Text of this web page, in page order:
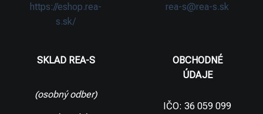
https://eshop.rea-
s.sk/
rea-s@rea-s.sk
SKLAD REA-S
(osobný odber)
OBCHODNÉ
ÚDAJE
IČO: 36 059 099